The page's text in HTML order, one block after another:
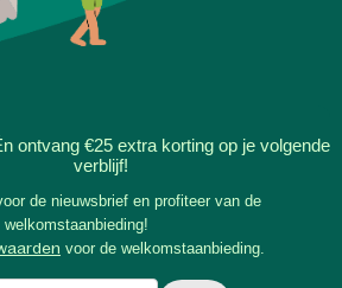
ontvang €25 extra korting op je volgende
verblijf!
de nieuwsbrief en profiteer van de
welkomstaanbieding!
voor de welkomstaanbieding.